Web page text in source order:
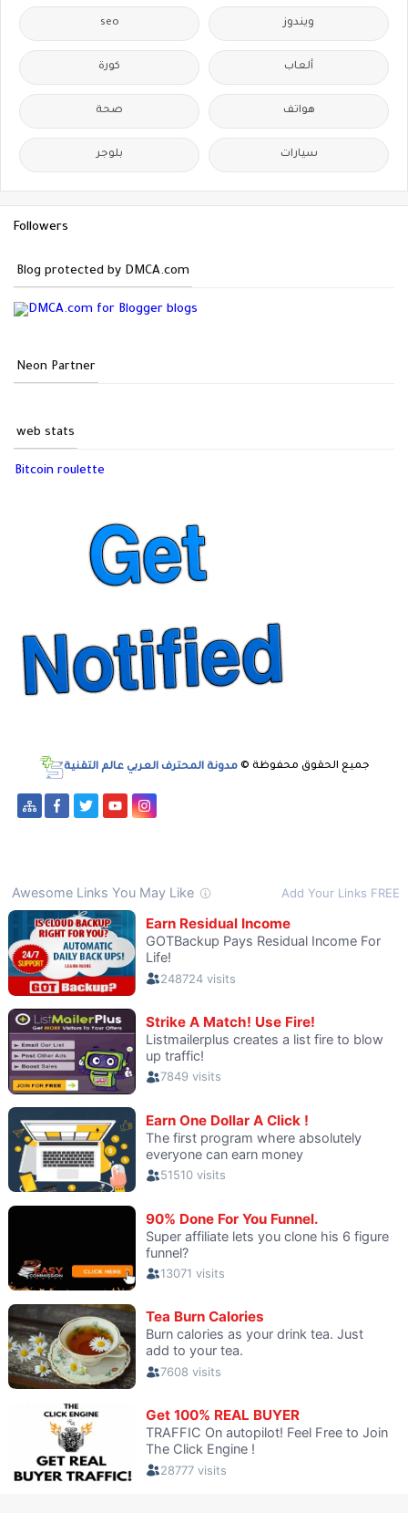
ويندوز seo
ألعاب كورة
هواتف صحة
سيارات بلوجر
Followers
Blog protected by DMCA.com
Neon Partner
web stats
Bitcoin roulette
جميع الحقوق محفوظة © مدونة المحترف العربي عالم التقنية